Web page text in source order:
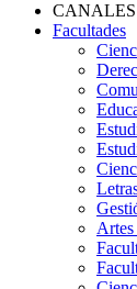
CANALES
Facultades
Artes